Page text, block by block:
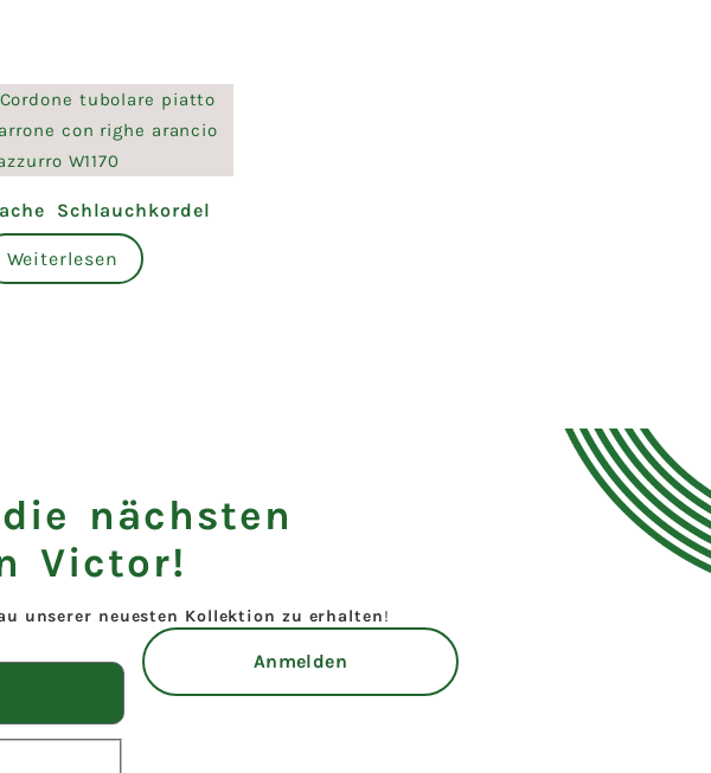
Schlauchkordel
Weiterlesen
nächsten
Victor!
unserer neuesten Kollektion zu erhalten!